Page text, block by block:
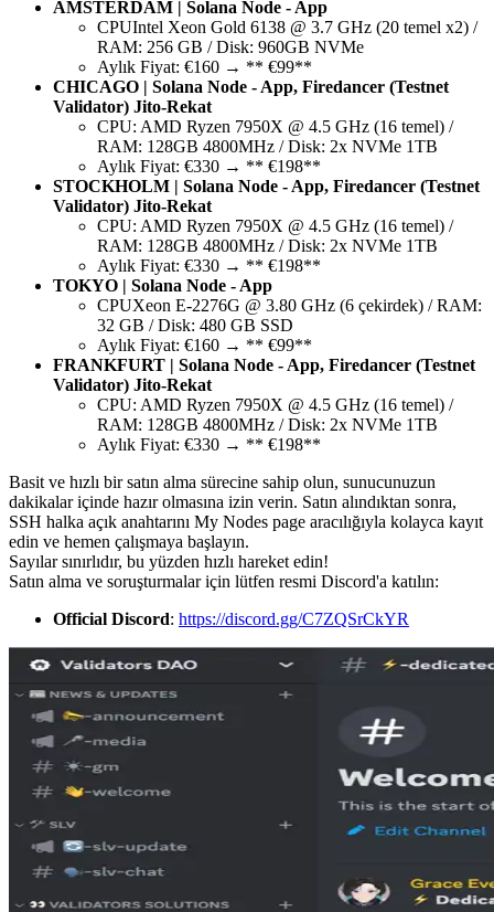
AMSTERDAM | Solana Node - App
CPUIntel Xeon Gold 6138 @ 3.7 GHz (20 temel x2) /
RAM: 256 GB / Disk: 960GB NVMe
Aylık Fiyat: €160 → ** €99**
CHICAGO | Solana Node - App, Firedancer (Testnet
Validator) Jito-Rekat
CPU: AMD Ryzen 7950X @ 4.5 GHz (16 temel) /
RAM: 128GB 4800MHz / Disk: 2x NVMe 1TB
Aylık Fiyat: €330 → ** €198**
STOCKHOLM | Solana Node - App, Firedancer (Testnet
Validator) Jito-Rekat
CPU: AMD Ryzen 7950X @ 4.5 GHz (16 temel) /
RAM: 128GB 4800MHz / Disk: 2x NVMe 1TB
Aylık Fiyat: €330 → ** €198**
TOKYO | Solana Node - App
CPUXeon E-2276G @ 3.80 GHz (6 çekirdek) / RAM:
32 GB / Disk: 480 GB SSD
Aylık Fiyat: €160 → ** €99**
FRANKFURT | Solana Node - App, Firedancer (Testnet
Validator) Jito-Rekat
CPU: AMD Ryzen 7950X @ 4.5 GHz (16 temel) /
RAM: 128GB 4800MHz / Disk: 2x NVMe 1TB
Aylık Fiyat: €330 → ** €198**
Basit ve hızlı bir satın alma sürecine sahip olun, sunucunuzun
dakikalar içinde hazır olmasına izin verin. Satın alındıktan sonra,
SSH halka açık anahtarını My Nodes page aracılığıyla kolayca kayıt
edin ve hemen çalışmaya başlayın.
Sayılar sınırlıdır, bu yüzden hızlı hareket edin!
Satın alma ve soruşturmalar için lütfen resmi Discord'a katılın:
Official Discord: https://discord.gg/C7ZQSrCkYR